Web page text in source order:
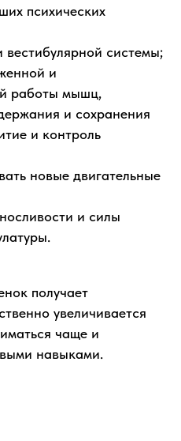
психических
вестибулярной системы;
и
работы мышц,
и сохранения
и контроль
новые двигательные
и силы
получает
увеличивается
чаще и
навыками.